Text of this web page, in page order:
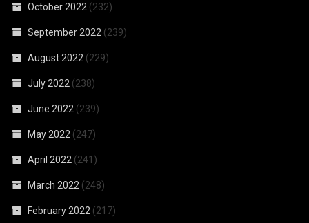
October 2022 (232)
September 2022 (239)
August 2022 (229)
July 2022 (238)
June 2022 (239)
May 2022 (247)
April 2022 (241)
March 2022 (248)
February 2022 (217)